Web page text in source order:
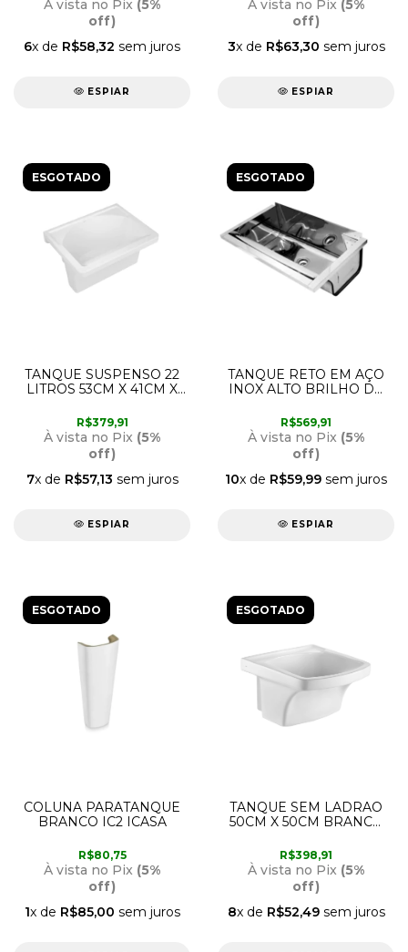
À vista no Pix (5%
off)
6x de R$58,32 sem juros
ESPIAR
À vista no Pix (5%
off)
3x de R$63,30 sem juros
ESPIAR
ESGOTADO
TANQUE SUSPENSO 22
LITROS 53CM X 41CM X
DOCOL
R$379,91
À vista no Pix (5%
off)
7x de R$57,13 sem juros
ESPIAR
ESGOTADO
TANQUE RETO EM AÇO
INOX ALTO BRILHO DE
82CM X 47,5CM X 26CM
90017052159 DOCOL
R$569,91
À vista no Pix (5%
off)
10x de R$59,99 sem juros
ESPIAR
ESGOTADO
COLUNA PARATANQUE
BRANCO IC2 ICASA
R$80,75
À vista no Pix (5%
off)
1x de R$85,00 sem juros
ESGOTADO
TANQUE SEM LADRAO
50CM X 50CM BRANCO
R$398,91
À vista no Pix (5%
off)
8x de R$52,49sem juros